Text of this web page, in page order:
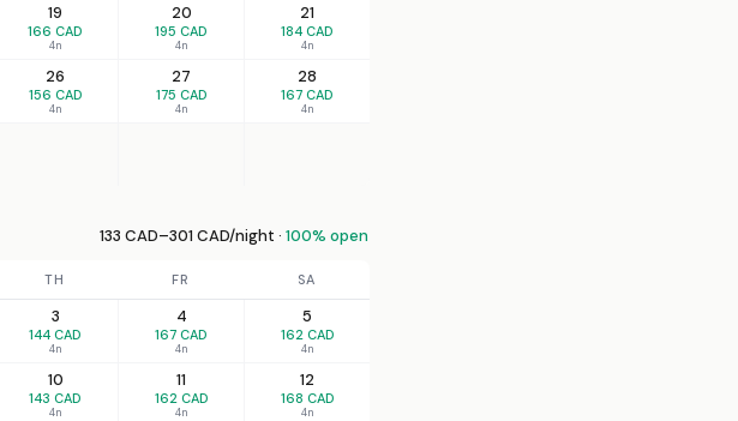
19
166 CAD
4n
20
195 CAD
4n
21
184 CAD
4n
26
156 CAD
4n
27
175 CAD
4n
28
167 CAD
4n
133 CAD–301 CAD/night · 100% open
TH FR SA
3
144 CAD
4n
4
167 CAD
4n
5
162 CAD
4n
10
143 CAD
4n
11
162 CAD
4n
12
168 CAD
4n